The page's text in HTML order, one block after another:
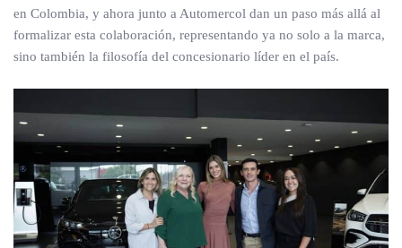
en Colombia, y ahora junto a Automercol dan un paso más allá al
formalizar esta colaboración, representando ya no solo a la marca,
sino también la filosofía del concesionario líder en el país.